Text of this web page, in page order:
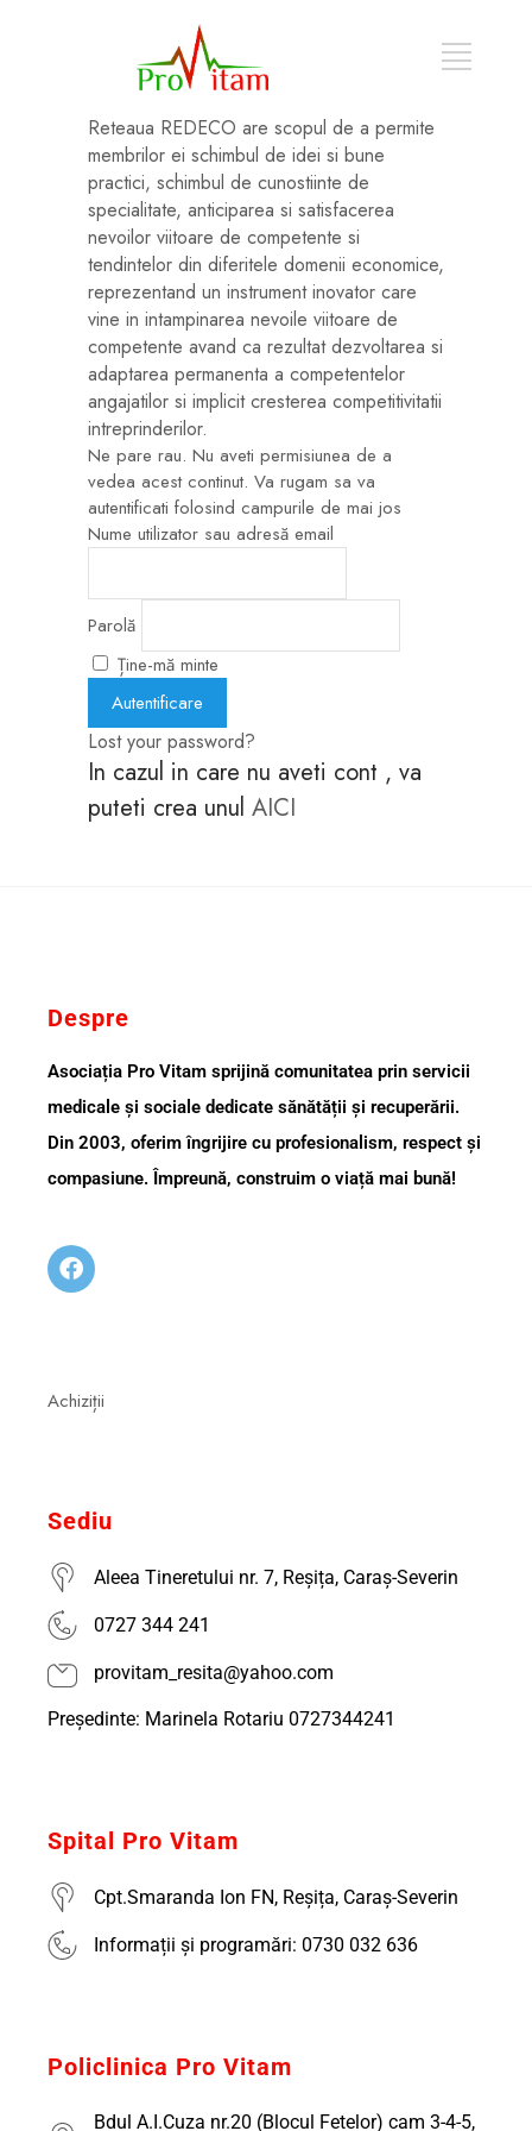
Reteaua REDECO are scopul de a permite
membrilor ei schimbul de idei si bune
practici, schimbul de cunostiinte de
specialitate, anticiparea si satisfacerea
nevoilor viitoare de competente si
tendintelor din diferitele domenii economice,
reprezentand un instrument inovator care
vine in intampinarea nevoile viitoare de
competente avand ca rezultat dezvoltarea si
adaptarea permanenta a competentelor
angajatilor si implicit cresterea competitivitatii
intreprinderilor.
Ne pare rau. Nu aveti permisiunea de a
vedea acest continut. Va rugam sa va
autentificati folosind campurile de mai jos
Nume utilizator sau adresă email
Parolă
Ține-mă minte
Lost your password?
In cazul in care nu aveti cont , va
puteti crea unul AICI
Despre
Asociația Pro Vitam sprijină comunitatea prin servicii
medicale și sociale dedicate sănătății și recuperării.
Din 2003, oferim îngrijire cu profesionalism, respect și
compasiune. Împreună, construim o viață mai bună!
Achiziții
Sediu
Aleea Tineretului nr. 7, Reșița, Caraș-Severin
0727 344 241
provitam_resita@yahoo.com
Președinte: Marinela Rotariu 0727344241
Spital Pro Vitam
Cpt.Smaranda Ion FN, Reșița, Caraș-Severin
Informații și programări: 0730 032 636
Policlinica Pro Vitam
Bdul A.I.Cuza nr.20 (Blocul Fetelor) cam 3-4-5,